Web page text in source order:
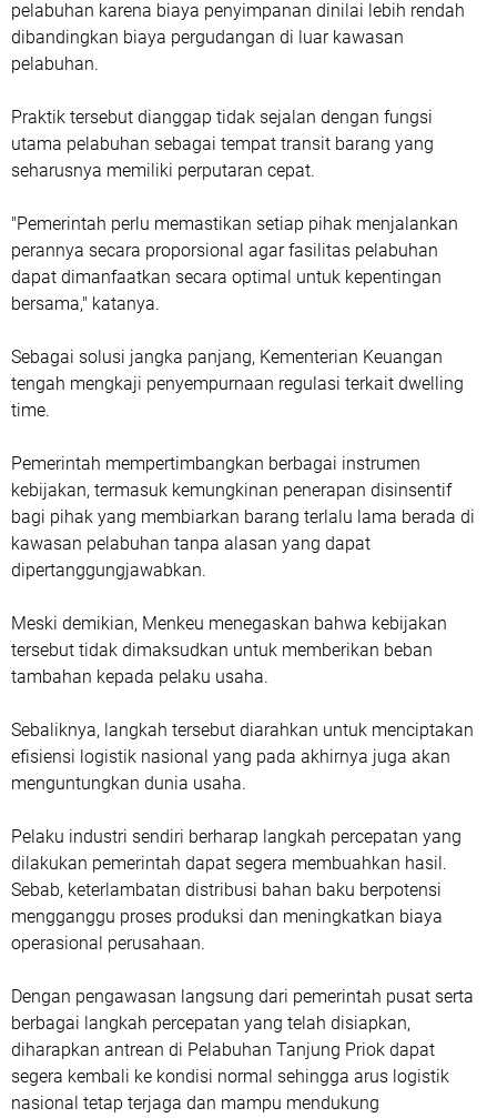
pelabuhan karena biaya penyimpanan dinilai lebih rendah
dibandingkan biaya pergudangan di luar kawasan
pelabuhan.
Praktik tersebut dianggap tidak sejalan dengan fungsi
utama pelabuhan sebagai tempat transit barang yang
seharusnya memiliki perputaran cepat.
"Pemerintah perlu memastikan setiap pihak menjalankan
perannya secara proporsional agar fasilitas pelabuhan
dapat dimanfaatkan secara optimal untuk kepentingan
bersama," katanya.
Sebagai solusi jangka panjang, Kementerian Keuangan
tengah mengkaji penyempurnaan regulasi terkait dwelling
time.
Pemerintah mempertimbangkan berbagai instrumen
kebijakan, termasuk kemungkinan penerapan disinsentif
bagi pihak yang membiarkan barang terlalu lama berada di
kawasan pelabuhan tanpa alasan yang dapat
dipertanggungjawabkan.
Meski demikian, Menkeu menegaskan bahwa kebijakan
tersebut tidak dimaksudkan untuk memberikan beban
tambahan kepada pelaku usaha.
Sebaliknya, langkah tersebut diarahkan untuk menciptakan
efisiensi logistik nasional yang pada akhirnya juga akan
menguntungkan dunia usaha.
Pelaku industri sendiri berharap langkah percepatan yang
dilakukan pemerintah dapat segera membuahkan hasil.
Sebab, keterlambatan distribusi bahan baku berpotensi
mengganggu proses produksi dan meningkatkan biaya
operasional perusahaan.
Dengan pengawasan langsung dari pemerintah pusat serta
berbagai langkah percepatan yang telah disiapkan,
diharapkan antrean di Pelabuhan Tanjung Priok dapat
segera kembali ke kondisi normal sehingga arus logistik
nasional tetap terjaga dan mampu mendukung